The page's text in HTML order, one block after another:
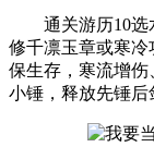
通关游历10
修千凛玉章或寒
保生存，寒流增伤
小锤，释放先锤后